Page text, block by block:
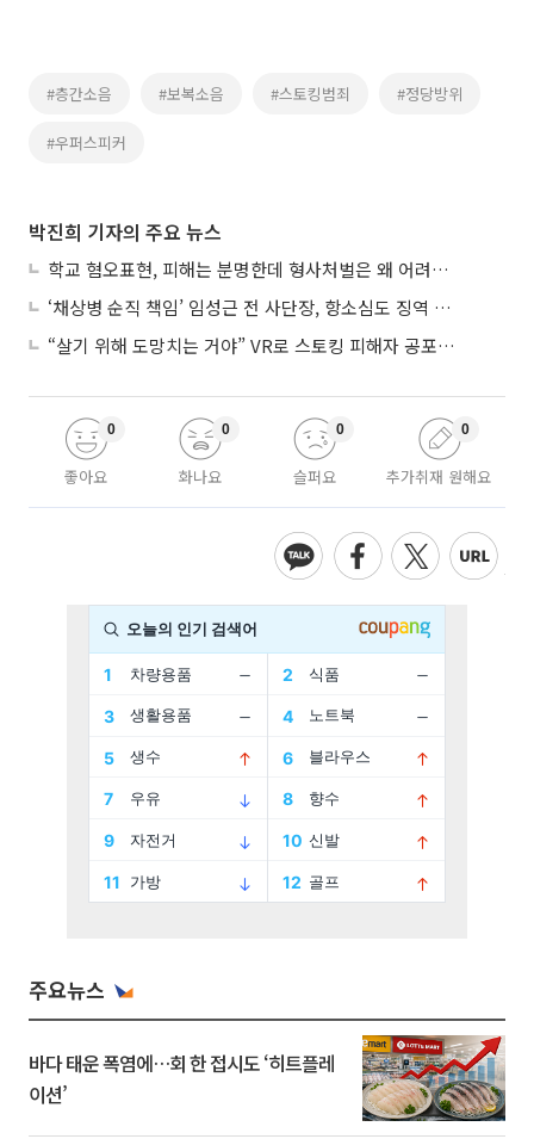
#층간소음 #보복소음 #스토킹범죄 #정당방위
#우퍼스피커
박진희 기자의 주요 뉴스
학교 혐오표현, 피해는 분명한데 형사처벌은 왜 어려울까?
‘채상병 순직 책임’ 임성근 전 사단장, 항소심도 징역 3년
“살기 위해 도망치는 거야” VR로 스토킹 피해자 공포 마주한 수형자들
좋아요
0
화나요
0
슬퍼요
0
추가취재 원해요
0
주요뉴스
바다 태운 폭염에…회 한 접시도 ‘히트플레
이션’